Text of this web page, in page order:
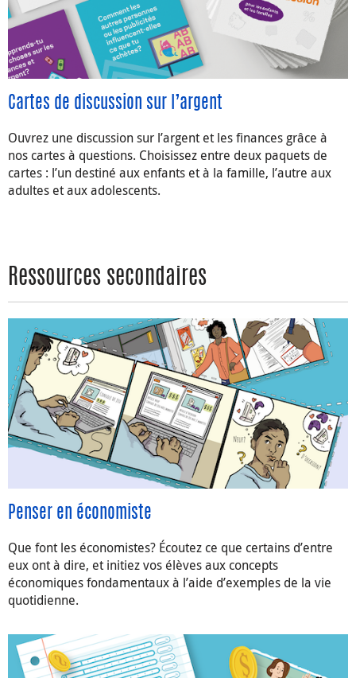
Cartes de discussion sur l’argent
Ouvrez une discussion sur l’argent et les finances grâce à
nos cartes à questions. Choisissez entre deux paquets de
cartes : l’un destiné aux enfants et à la famille, l’autre aux
adultes et aux adolescents.
Ressources secondaires
Penser en économiste
Que font les économistes? Écoutez ce que certains d’entre
eux ont à dire, et initiez vos élèves aux concepts
économiques fondamentaux à l’aide d’exemples de la vie
quotidienne.